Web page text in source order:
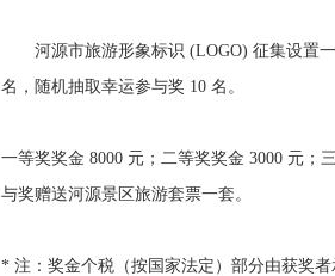
河源市旅游形象标识 (LOGO) 征集设置一
名，随机抽取幸运参与奖 10 名。
一等奖奖金 8000 元；二等奖奖金 3000 元；
与奖赠送河源景区旅游套票一套。
* 注：奖金个税（按国家法定）部分由获奖